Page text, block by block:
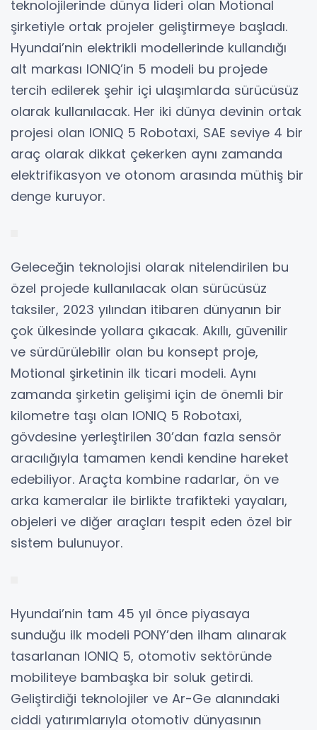
teknolojilerinde dünya lideri olan Motional
şirketiyle ortak projeler geliştirmeye başladı.
Hyundai’nin elektrikli modellerinde kullandığı
alt markası IONIQ’in 5 modeli bu projede
tercih edilerek şehir içi ulaşımlarda sürücüsüz
olarak kullanılacak. Her iki dünya devinin ortak
projesi olan IONIQ 5 Robotaxi, SAE seviye 4 bir
araç olarak dikkat çekerken aynı zamanda
elektrifikasyon ve otonom arasında müthiş bir
denge kuruyor.
Geleceğin teknolojisi olarak nitelendirilen bu
özel projede kullanılacak olan sürücüsüz
taksiler, 2023 yılından itibaren dünyanın bir
çok ülkesinde yollara çıkacak. Akıllı, güvenilir
ve sürdürülebilir olan bu konsept proje,
Motional şirketinin ilk ticari modeli. Aynı
zamanda şirketin gelişimi için de önemli bir
kilometre taşı olan IONIQ 5 Robotaxi,
gövdesine yerleştirilen 30’dan fazla sensör
aracılığıyla tamamen kendi kendine hareket
edebiliyor. Araçta kombine radarlar, ön ve
arka kameralar ile birlikte trafikteki yayaları,
objeleri ve diğer araçları tespit eden özel bir
sistem bulunuyor.
Hyundai’nin tam 45 yıl önce piyasaya
sunduğu ilk modeli PONY’den ilham alınarak
tasarlanan IONIQ 5, otomotiv sektöründe
mobiliteye bambaşka bir soluk getirdi.
Geliştirdiği teknolojiler ve Ar-Ge alanındaki
ciddi yatırımlarıyla otomotiv dünyasının